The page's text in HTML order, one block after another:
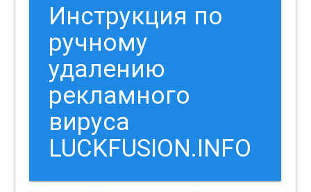
Инструкция по
ручному
удалению
рекламного
вируса
LUCKFUSION.INFO